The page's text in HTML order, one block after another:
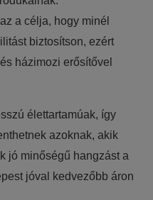
a célja, hogy minél
biztosítson, ezért
házimozi erősítővel
élettartamúak, így
azoknak, akik
jó minőségű hangzást a
jóval kedvezőbb áron